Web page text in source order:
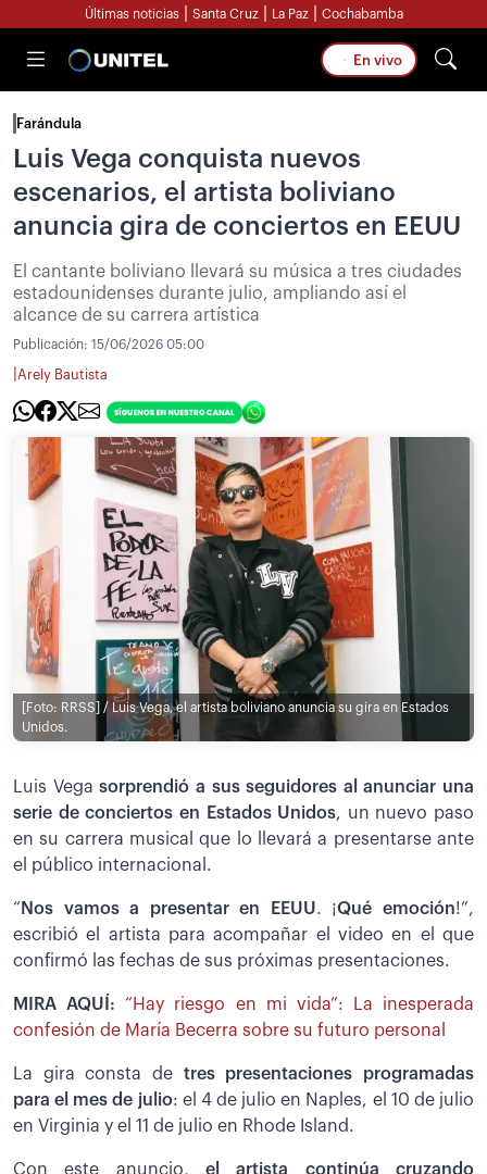
Últimas noticias Santa Cruz La Paz Cochabamba
En vivo
Farándula
Luis Vega conquista nuevos
escenarios, el artista boliviano
anuncia gira de conciertos en EEUU
El cantante boliviano llevará su música a tres ciudades
estadounidenses durante julio, ampliando así el
alcance de su carrera artística
Publicación: 15/06/2026 05:00
Arely Bautista
[Foto: RRSS] / Luis Vega, el artista boliviano anuncia su gira en Estados
Unidos.
Luis Vegasorprendió a sus seguidores al anunciar una
serie de conciertos en Estados Unidos, un nuevo paso
en su carrera musical que lo llevará a presentarse ante
el público internacional.
“ Nos vamos a presentar en EEUU. ¡Qué emoción!”,
escribió el artista para acompañar el video en el que
confirmó las fechas de sus próximas presentaciones.
MIRA AQUÍ:“Hay riesgo en mi vida”: La inesperada
confesión de María Becerra sobre su futuro personal
La gira consta de tres presentaciones programadas
para el mes de julio: el 4 de julio en Naples, el 10 de julio
en Virginia y el 11 de julio en Rhode Island.
Con este anuncio, el artista continúa cruzando